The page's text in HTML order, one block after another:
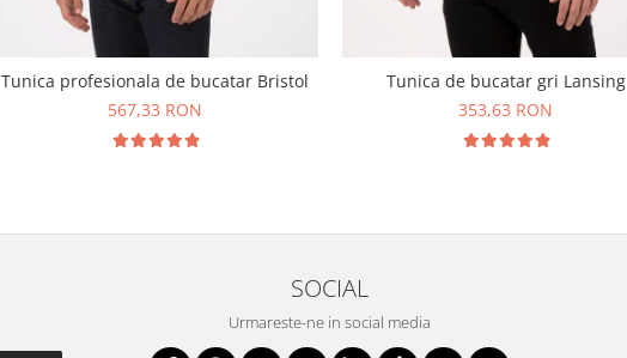
Tunica profesionala de bucatar Bristol
567,33 RON
Tunica de bucatar gri Lansing
353,63 RON
SOCIAL
Urmareste-ne in social media